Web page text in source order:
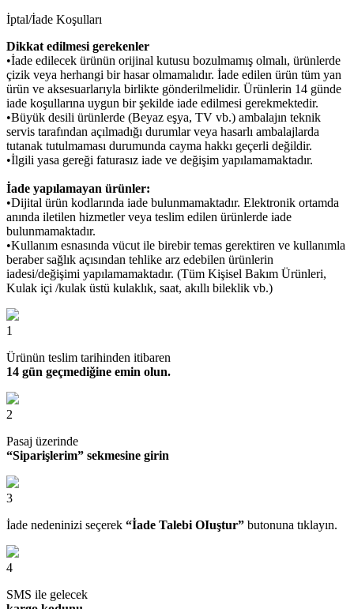
İptal/İade Koşulları
Dikkat edilmesi gerekenler
•İade edilecek ürünün orijinal kutusu bozulmamış olmalı, ürünlerde
çizik veya herhangi bir hasar olmamalıdır. İade edilen ürün tüm yan
ürün ve aksesuarlarıyla birlikte gönderilmelidir. Ürünlerin 14 günde
iade koşullarına uygun bir şekilde iade edilmesi gerekmektedir.
•Büyük desili ürünlerde (Beyaz eşya, TV vb.) ambalajın teknik
servis tarafından açılmadığı durumlar veya hasarlı ambalajlarda
tutanak tutulmaması durumunda cayma hakkı geçerli değildir.
•İlgili yasa gereği faturasız iade ve değişim yapılamamaktadır.
İade yapılamayan ürünler:
•Dijital ürün kodlarında iade bulunmamaktadır. Elektronik ortamda
anında iletilen hizmetler veya teslim edilen ürünlerde iade
bulunmamaktadır.
•Kullanım esnasında vücut ile birebir temas gerektiren ve kullanımla
beraber sağlık açısından tehlike arz edebilen ürünlerin
iadesi/değişimi yapılamamaktadır. (Tüm Kişisel Bakım Ürünleri,
Kulak içi /kulak üstü kulaklık, saat, akıllı bileklik vb.)
1
Ürünün teslim tarihinden itibaren
14 gün geçmediğine emin olun.
2
Pasaj üzerinde
“Siparişlerim” sekmesine girin
3
İade nedeninizi seçerek “İade Talebi OIuştur” butonuna tıklayın.
4
SMS ile gelecek